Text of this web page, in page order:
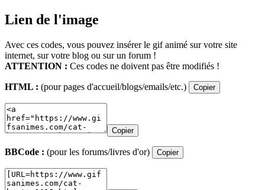
Lien de l'image
Avec ces codes, vous pouvez insérer le gif animé sur votre site
internet, sur votre blog ou sur un forum !
ATTENTION : Ces codes ne doivent pas être modifiés !
HTML : (pour pages d'accueil/blogs/emails/etc.) Copier
Copier
BBCode : (pour les forums/livres d'or) Copier